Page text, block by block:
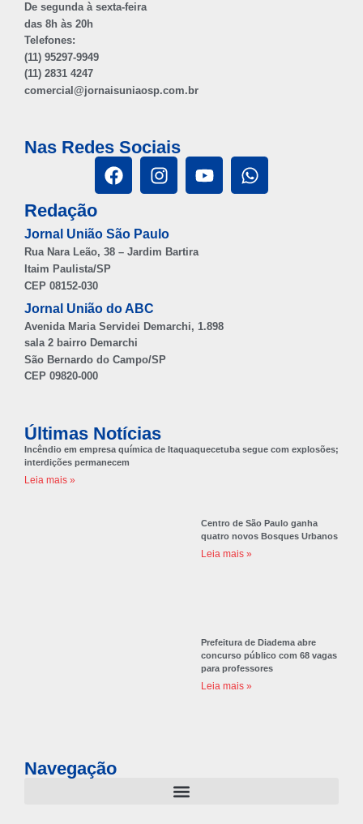
De segunda à sexta-feira
das 8h às 20h
Telefones:
(11) 95297-9949
(11) 2831 4247
comercial@jornaisuniaosp.com.br
Nas Redes Sociais
Redação
Jornal União São Paulo
Rua Nara Leão, 38 – Jardim Bartira
Itaim Paulista/SP
CEP 08152-030
Jornal União do ABC
Avenida Maria Servidei Demarchi, 1.898
sala 2 bairro Demarchi
São Bernardo do Campo/SP
CEP 09820-000
Últimas Notícias
Incêndio em empresa química de Itaquaquecetuba segue com explosões;
interdições permanecem
Leia mais »
Centro de São Paulo ganha
quatro novos Bosques Urbanos
Leia mais »
Prefeitura de Diadema abre
concurso público com 68 vagas
para professores
Leia mais »
Navegação